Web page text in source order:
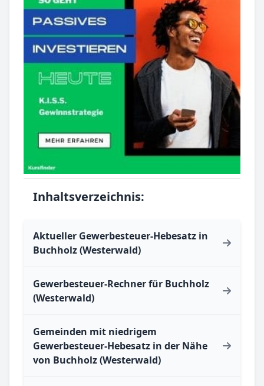
Inhaltsverzeichnis:
Aktueller Gewerbesteuer-Hebesatz in
Buchholz (Westerwald)
Gewerbesteuer-Rechner für Buchholz
(Westerwald)
Gemeinden mit niedrigem
Gewerbesteuer-Hebesatz in der Nähe
von Buchholz (Westerwald)